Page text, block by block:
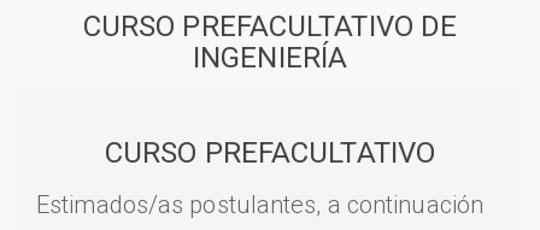
CURSO PREFACULTATIVO DE
INGENIERÍA
CURSO PREFACULTATIVO
Estimados/as postulantes, a continuación